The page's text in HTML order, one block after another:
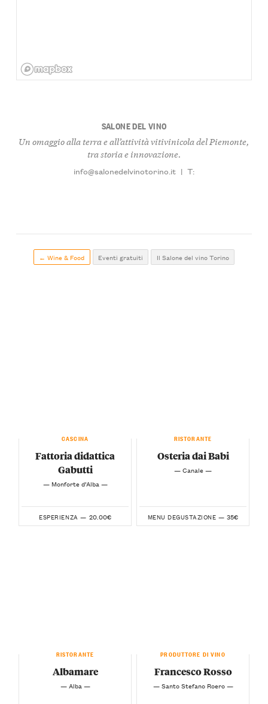
SALONE DEL VINO
Un omaggio alla terra e all’attività vitivinicola del Piemonte,
tra storia e innovazione.
info@salonedelvinotorino.it | T:
← Wine & Food Eventi gratuiti Il Salone del vino Torino
CASCINA
Fattoria didattica
Gabutti
— Monforte d’Alba —
ESPERIENZA — 20.00€
RISTORANTE
Osteria dai Babi
— Canale —
MENU DEGUSTAZIONE — 35€
RISTORANTE
Albamare
— Alba —
PRODUTTORE DI VINO
Francesco Rosso
— Santo Stefano Roero —